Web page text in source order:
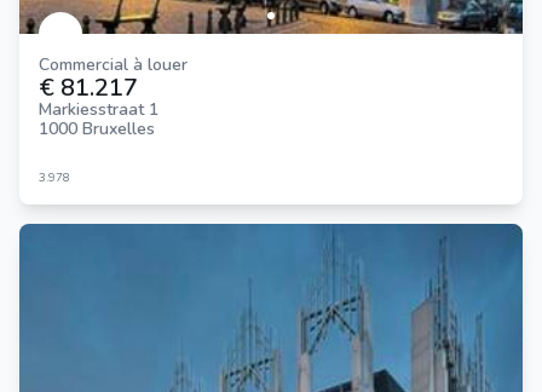
Commercial à louer
€ 81.217
Markiesstraat 1
1000 Bruxelles
3.978